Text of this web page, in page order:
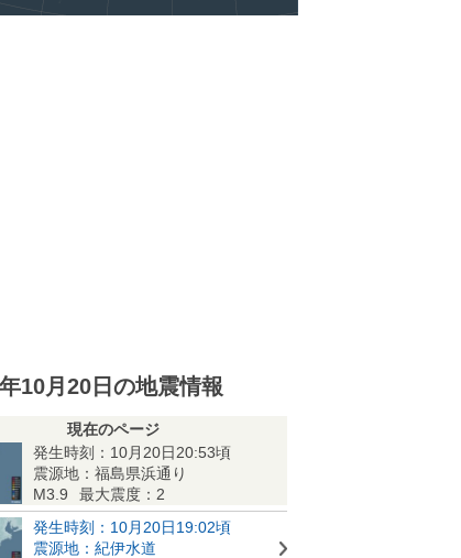
10月20日の地震情報
現在のページ
発生時刻：10月20日20:53頃
震源地：福島県浜通り
M3.9
最大震度：2
発生時刻：10月20日19:02頃
震源地：紀伊水道